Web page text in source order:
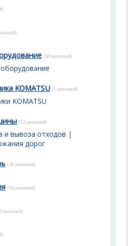
(59 записей)
KOMATSU (1 записей)
KOMATSU
(12 записей)
вывоза отходов |
дорог
(28 записей)
(18 записей)
записей)